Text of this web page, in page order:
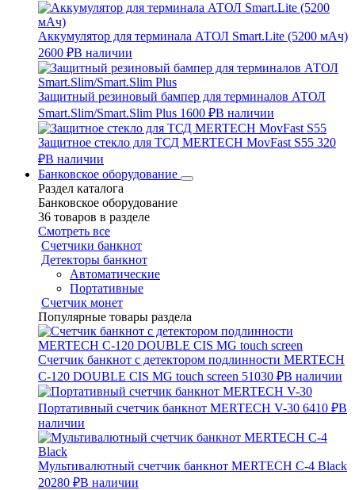
Аккумулятор для терминала АТОЛ Smart.Lite (5200 мАч)
2600 ₽В наличии
Защитный резиновый бампер для терминалов АТОЛ
Smart.Slim/Smart.Slim Plus 1600 ₽В наличии
Защитное стекло для ТСД MERTECH MovFast S55 320
₽В наличии
Банковское оборудование
Раздел каталога
Банковское оборудование
36 товаров в разделе
Смотреть все
Счетчики банкнот
Детекторы банкнот
Автоматические
Портативные
Счетчик монет
Популярные товары раздела
Счетчик банкнот с детектором подлинности MERTECH
C-120 DOUBLE CIS MG touch screen 51030 ₽В наличии
Портативный счетчик банкнот MERTECH V-30 6410 ₽В
наличии
Мультивалютный счетчик банкнот MERTECH C-4 Black
20280 ₽В наличии